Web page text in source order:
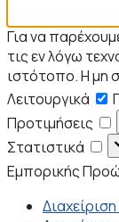
Για να
τις εν λόγω
ιστότοπο. Η μη
Λειτουργικά
Προτιμήσεις
Στατιστικά
Εμπορικής